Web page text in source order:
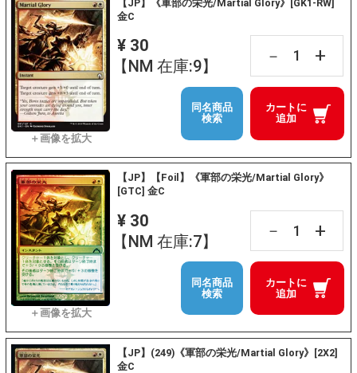
【JP】《軍部の栄光/Martial Glory》[GK1-RW]
金C
¥ 30
【NM 在庫:9】
－ +
カートに
追加
同名商品
検索
【JP】【Foil】《軍部の栄光/Martial Glory》
[GTC] 金C
¥ 30
【NM 在庫:7】
－ +
カートに
追加
同名商品
検索
【JP】(249)《軍部の栄光/Martial Glory》[2X2]
金C